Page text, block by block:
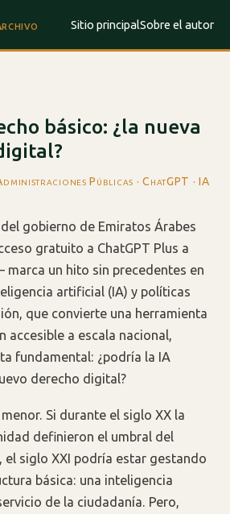
Sitio principalSobre el autor
básico: ¿la nueva
Públicas · ChatGPT · IA
del gobierno de Emiratos Árabes
gratuito a ChatGPT Plus a
un hito sin precedentes en
artificial (IA) y políticas
que convierte una herramienta
accesible a escala nacional,
fundamental: ¿podría la IA
derecho digital?
Si durante el siglo XX la
definieron el umbral del
el siglo XXI podría estar gestando
básica: una inteligencia
de la ciudadanía. Pero,